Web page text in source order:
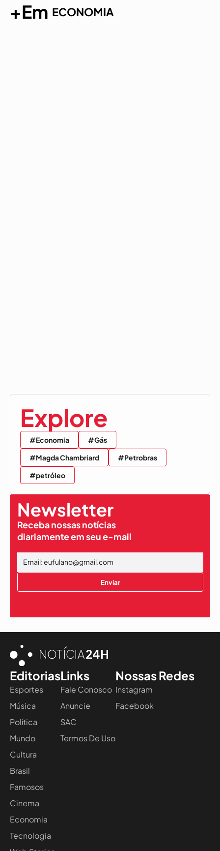
+Em ECONOMIA
Explore
#Economia
#Gás
#Magda Chambriard
#Petrobras
#petróleo
Newsletter
Receba nossas notícias
diariamente em seu e-mail
Enviar
Editorias
Esportes
Música
Política
Mundo
Cultura
Brasil
Famosos
Cinema
Economia
Tecnologia
Links
Fale Conosco
Anuncie
SAC
Termos De Uso
Nossas Redes
Instagram
Facebook